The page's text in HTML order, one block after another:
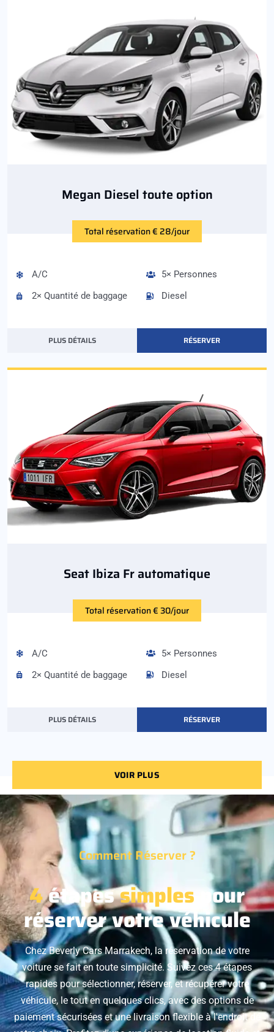
Megan Diesel toute option
Total réservation € 28/jour
A/C
2× Quantité de baggage
5× Personnes
Diesel
PLUS DÉTAILS RÉSERVER
Seat Ibiza Fr automatique
Total réservation € 30/jour
A/C
2× Quantité de baggage
5× Personnes
Diesel
PLUS DÉTAILS RÉSERVER
VOIR PLUS
Comment Réserver ?
4étapessimples pour
réserver votre véhicule
Chez Beverly Cars Marrakech, la réservation de votre
voiture se fait en toute simplicité. Suivez ces 4 étapes
rapides pour sélectionner, réserver, et récupérer votre
véhicule, le tout en quelques clics, avec des options de
paiement sécurisées et une livraison flexible à l'endroit de